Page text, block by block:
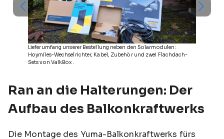
Lieferumfang unserer Bestellung neben den Solarmodulen:
Hoymiles-Wechselrichter, Kabel, Zubehör und zwei Flachdach-
Sets von ValkBox.
Ran an die Halterungen: Der
Aufbau des Balkonkraftwerks
Die Montage des Yuma-Balkonkraftwerks fürs